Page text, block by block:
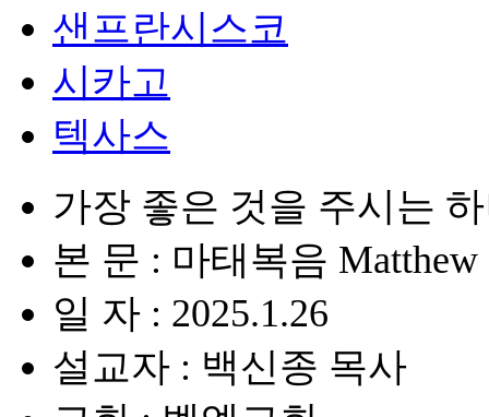
샌프란시스코
시카고
텍사스
가장 좋은 것을 주시는
본 문 : 마태복음 Matthew
일 자 : 2025.1.26
설교자 : 백신종 목사